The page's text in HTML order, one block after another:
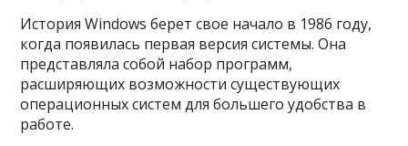
История Windows берет свое начало в 1986 году,
когда появилась первая версия системы. Она
представляла собой набор программ,
расширяющих возможности существующих
операционных систем для большего удобства в
работе.